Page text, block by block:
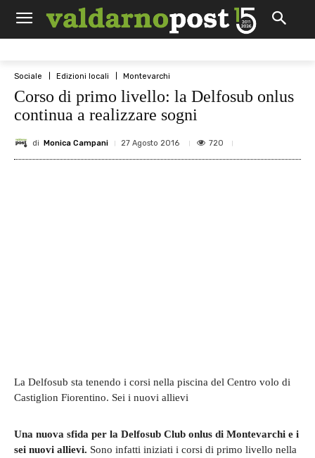
Sociale Edizioni locali Montevarchi
Corso di primo livello: la Delfosub onlus
continua a realizzare sogni
di Monica Campani 27 Agosto 2016 720
La Delfosub sta tenendo i corsi nella piscina del Centro volo di
Castiglion Fiorentino. Sei i nuovi allievi
Una nuova sfida per la Delfosub Club onlus di Montevarchi e i
sei nuovi allievi. Sono infatti iniziati i corsi di primo livello nella